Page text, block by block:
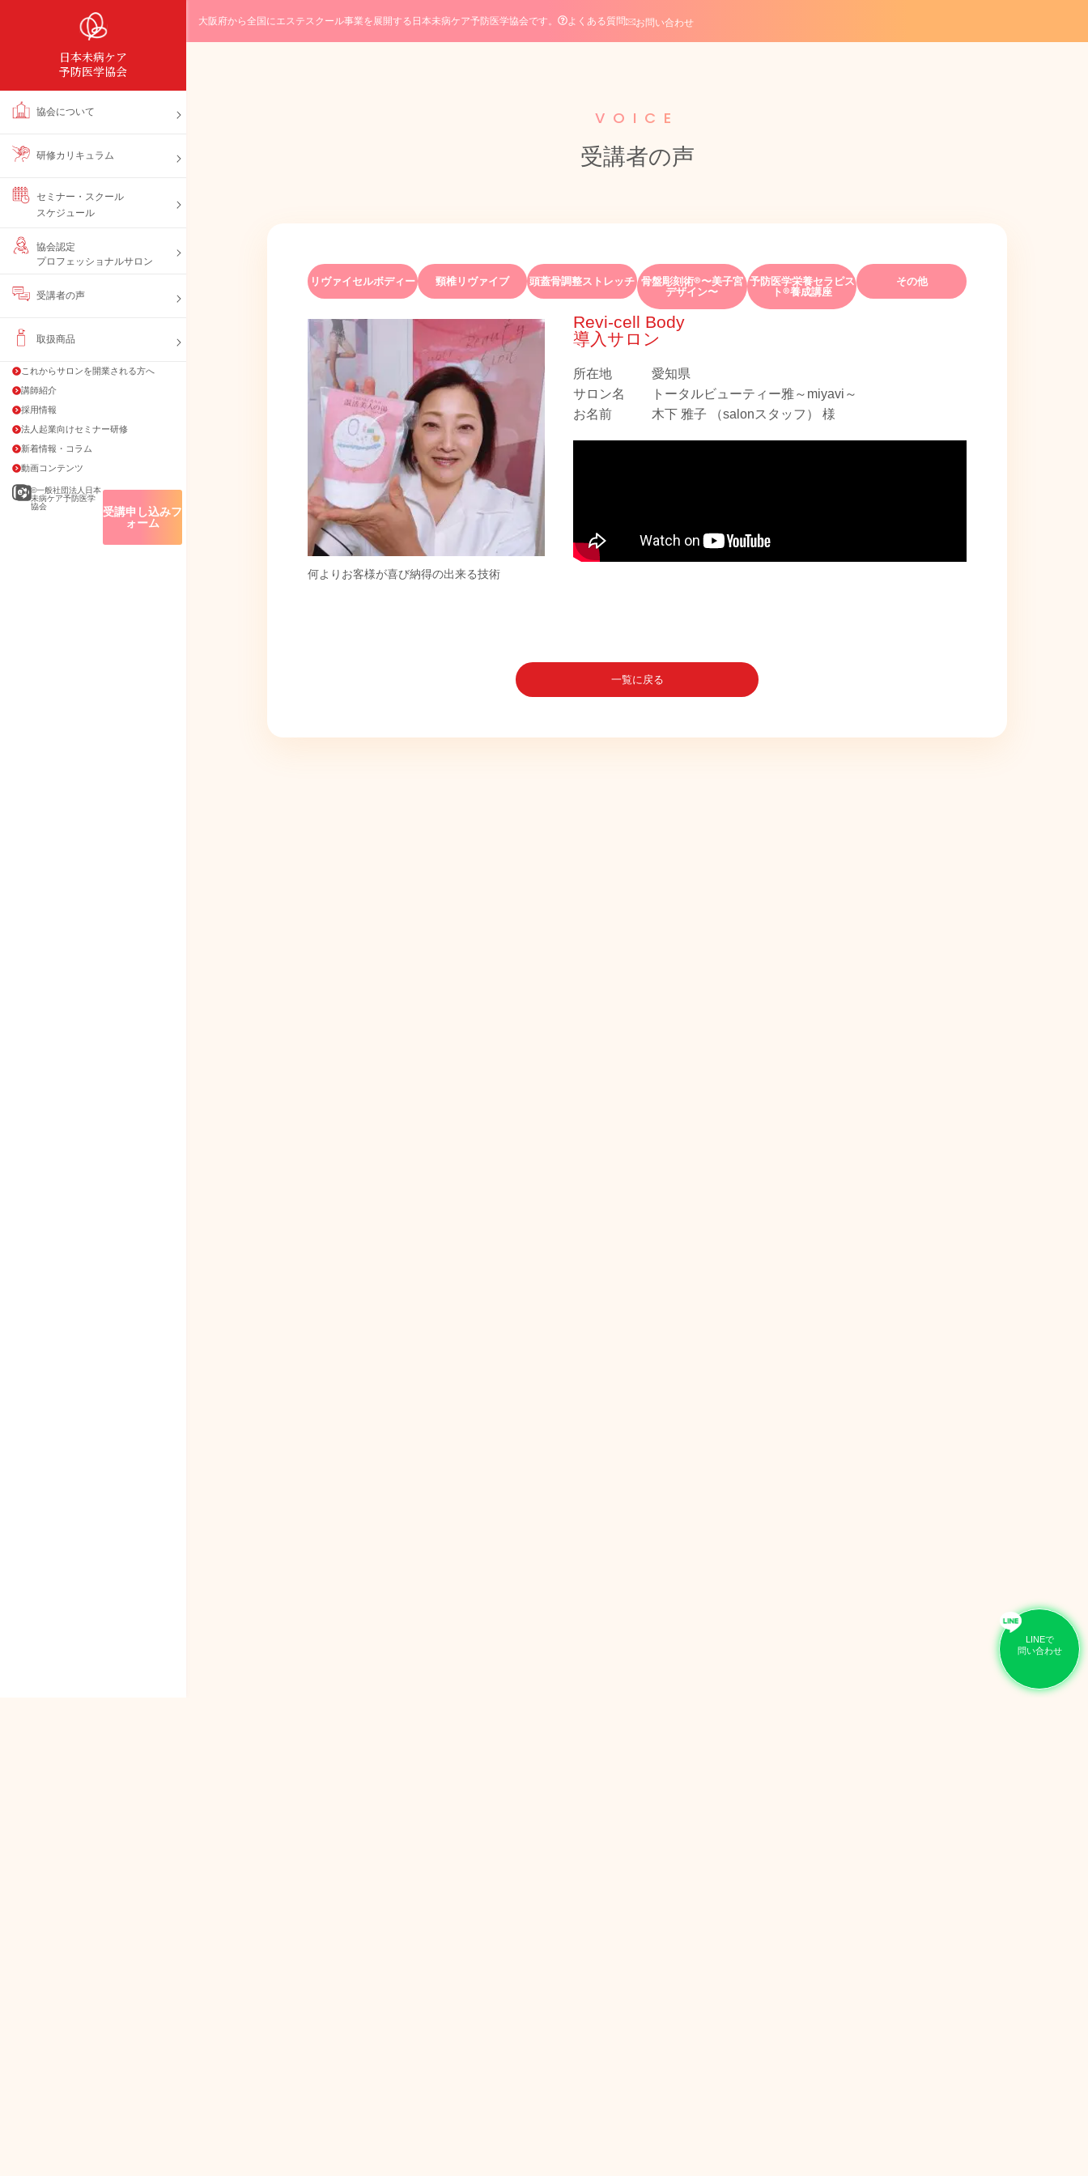
日本未病ケア
予防医学協会
協会について
研修カリキュラム
セミナー・スクール
スケジュール
協会認定
プロフェッショナルサロン
受講者の声
取扱商品
これからサロンを開業される方へ
講師紹介
採用情報
法人起業向けセミナー研修
新着情報・コラム
動画コンテンツ
©一般社団法人日本
未病ケア予防医学
協会
受講申し込みフ
ォーム
大阪府から全国にエステスクール事業を展開する日本未病ケア予防医学協会です。 よくある質問 お問い合わせ
VOICE
受講者の声
リヴァイセルボディー 頸椎リヴァイブ 頭蓋骨調整ストレッチ 骨盤彫刻術®〜美子宮
デザイン〜
予防医学栄養セラピス
ト®養成講座
その他
Revi-cell Body
導入サロン
所在地
愛知県
サロン名
トータルビューティー雅～miyavi～
お名前
木下 雅子 （salonスタッフ） 様
何よりお客様が喜び納得の出来る技術
一覧に戻る
LINEで
問い合わせ